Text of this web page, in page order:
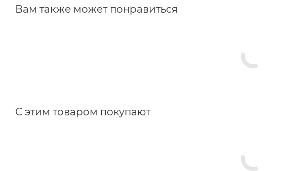
Вам также может понравиться
С этим товаром покупают